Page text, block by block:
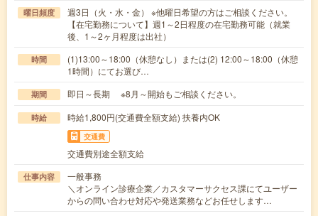
曜日頻度
週3日（火・水・金） ※他曜日希望の方はご相談ください。
【在宅勤務について】週1～2日程度の在宅勤務可能（就業
後、1～2ヶ月程度は出社）
時間
(1)13:00～18:00（休憩なし）または(2) 12:00～18:00（休憩
1時間）にてお選び…
期間 即日～長期 ※8月～開始もご相談ください。
時給 時給1,800円(交通費全額支給) 扶養内OK
交通費
交通費別途全額支給
仕事内容
一般事務
＼オンライン診療企業／カスタマーサクセス課にてユーザー
からの問い合わせ対応や発送業務などお任せします…